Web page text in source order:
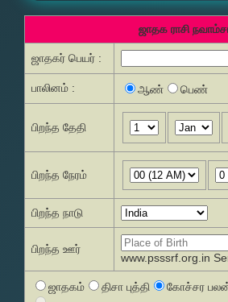
ஜாதக ராசி
ஜாதகர் பெயர் :
பாலினம் : ஆண் பெண்
பிறந்த தேதி
பிறந்த நேரம்
பிறந்த நாடு
பிறந்த ஊர்
www.psssrf.org.in
ஜாதகம் திசா புத்தி கோச்சர